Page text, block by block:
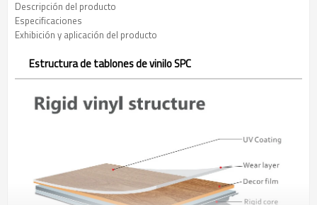
Descripción del producto
Especificaciones
Exhibición y aplicación del producto
Estructura de tablones de vinilo SPC